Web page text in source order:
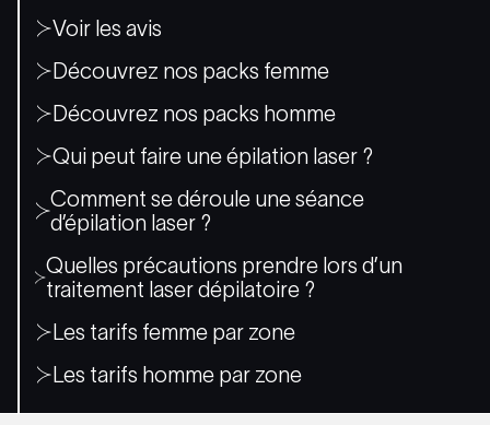
Voir les avis
Découvrez nos packs femme
Découvrez nos packs homme
Qui peut faire une épilation laser ?
Comment se déroule une séance
d’épilation laser ?
Quelles précautions prendre lors d’un
traitement laser dépilatoire ?
Les tarifs femme par zone
Les tarifs homme par zone